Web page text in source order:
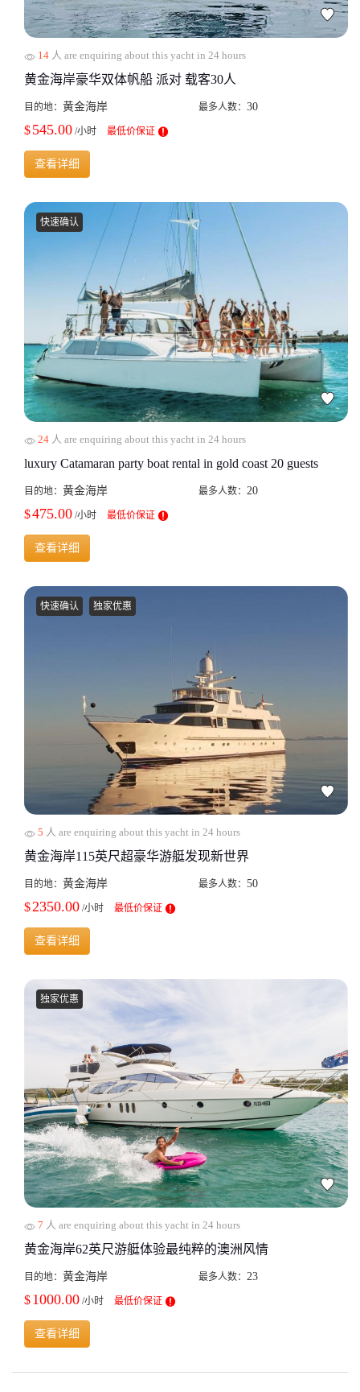
14 人 are enquiring about this yacht in 24 hours
黄金海岸豪华双体帆船 派对 载客30人
目的地： 黄金海岸 最多人数： 30
$545.00 /小时 最低价保证
查看详细
快速确认
24 人 are enquiring about this yacht in 24 hours
luxury Catamaran party boat rental in gold coast 20 guests
目的地： 黄金海岸 最多人数： 20
$475.00 /小时 最低价保证
查看详细
快速确认 独家优惠
5 人 are enquiring about this yacht in 24 hours
黄金海岸115英尺超豪华游艇发现新世界
目的地： 黄金海岸 最多人数： 50
$2350.00 /小时 最低价保证
查看详细
独家优惠
7 人 are enquiring about this yacht in 24 hours
黄金海岸62英尺游艇体验最纯粹的澳洲风情
目的地： 黄金海岸 最多人数： 23
$1000.00 /小时 最低价保证
查看详细